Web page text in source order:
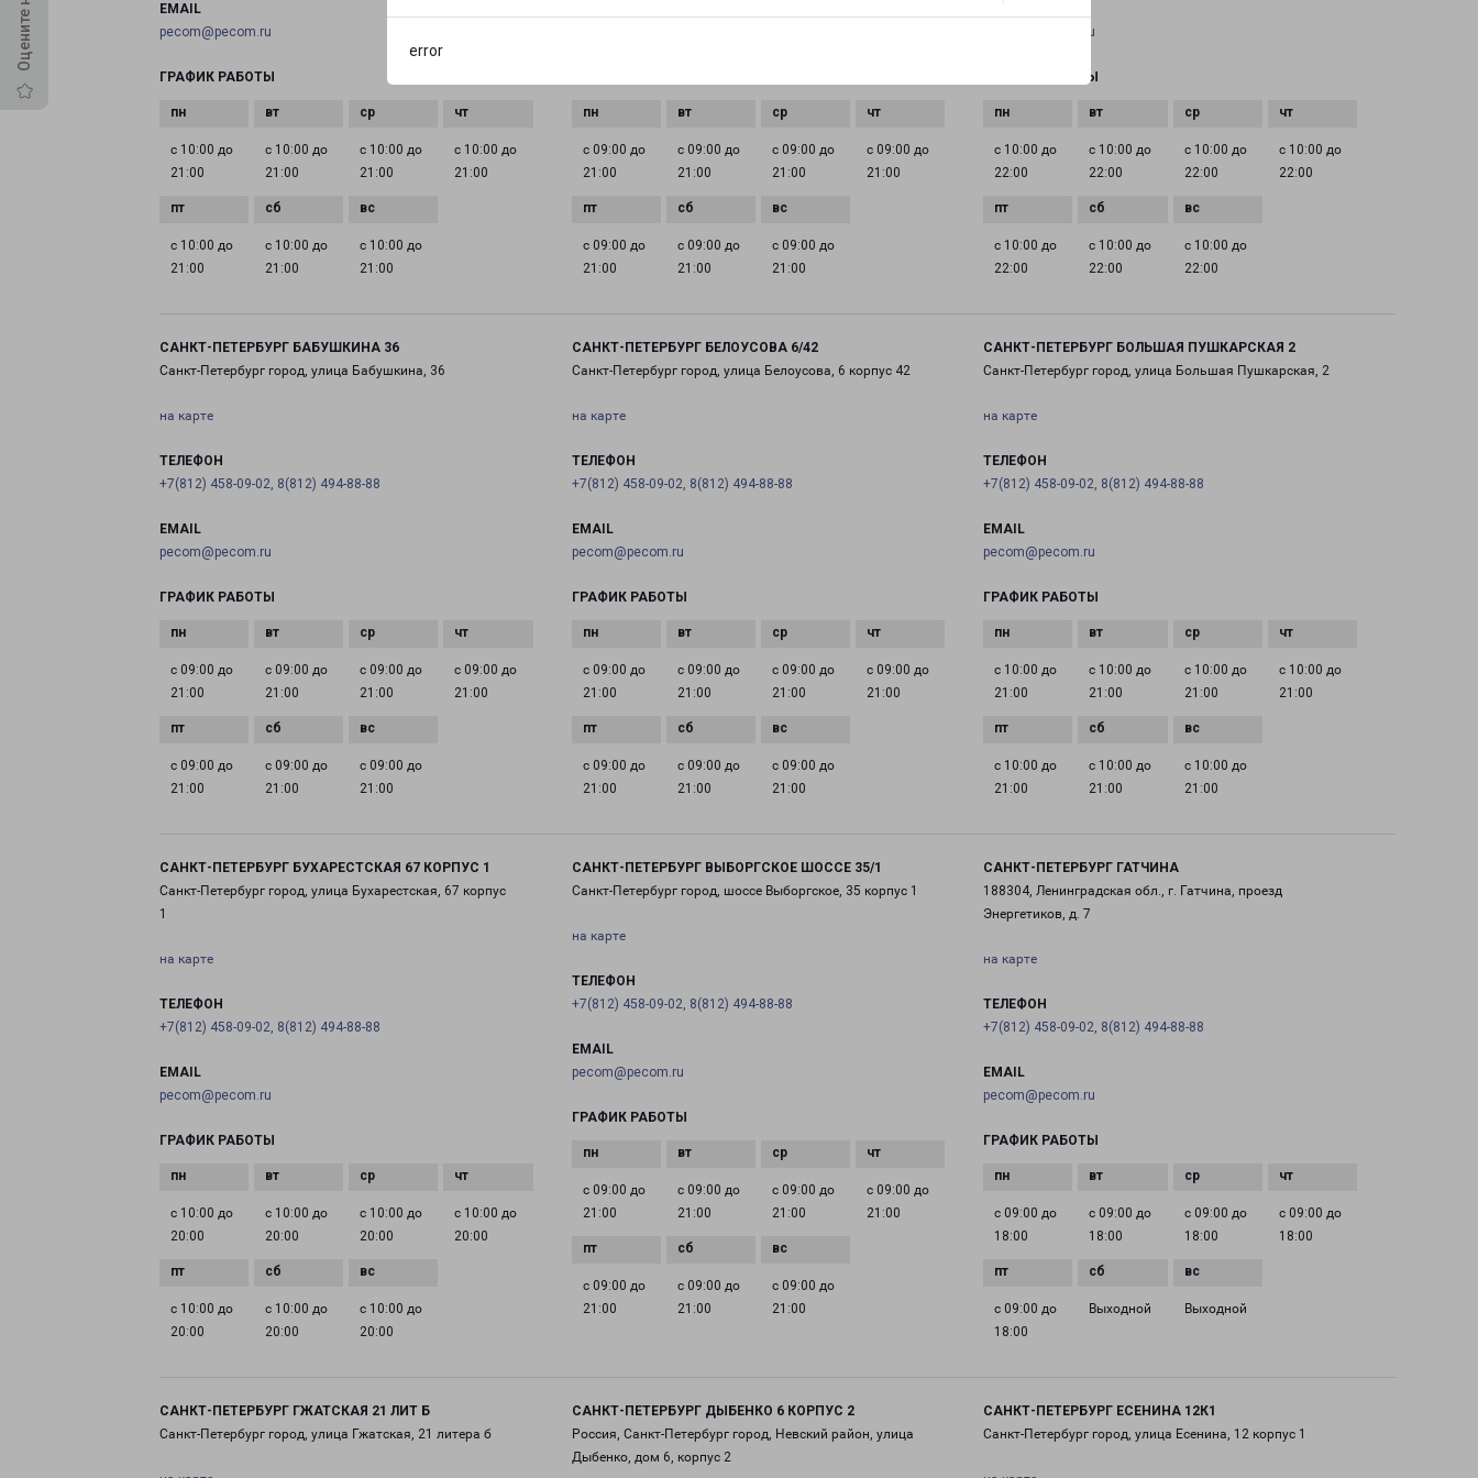
error
EMAIL
pecom@pecom.ru
ГРАФИК РАБОТЫ
с 10:00 до
21:00
с 10:00 до
21:00
с 10:00 до
21:00
с 10:00 до
21:00
с 10:00 до
21:00
с 10:00 до
21:00
с 10:00 до
21:00
с 09:00 до
21:00
с 09:00 до
21:00
с 09:00 до
21:00
с 09:00 до
21:00
с 09:00 до
21:00
с 09:00 до
21:00
с 09:00 до
21:00
pecom@pecom.ru
ГРАФИК РАБОТЫ
с 10:00 до
22:00
с 10:00 до
22:00
с 10:00 до
22:00
с 10:00 до
22:00
с 10:00 до
22:00
с 10:00 до
22:00
с 10:00 до
22:00
САНКТ-ПЕТЕРБУРГ БАБУШКИНА 36
Санкт-Петербург город, улица Бабушкина, 36
на карте
ТЕЛЕФОН
+7(812) 458-09-02, 8(812) 494-88-88
EMAIL
pecom@pecom.ru
ГРАФИК РАБОТЫ
с 09:00 до
21:00
с 09:00 до
21:00
с 09:00 до
21:00
с 09:00 до
21:00
с 09:00 до
21:00
с 09:00 до
21:00
с 09:00 до
21:00
САНКТ-ПЕТЕРБУРГ БЕЛОУСОВА 6/42
Санкт-Петербург город, улица Белоусова, 6 корпус 42
на карте
ТЕЛЕФОН
+7(812) 458-09-02, 8(812) 494-88-88
EMAIL
pecom@pecom.ru
ГРАФИК РАБОТЫ
с 09:00 до
21:00
с 09:00 до
21:00
с 09:00 до
21:00
с 09:00 до
21:00
с 09:00 до
21:00
с 09:00 до
21:00
с 09:00 до
21:00
САНКТ-ПЕТЕРБУРГ БОЛЬШАЯ ПУШКАРСКАЯ 2
Санкт-Петербург город, улица Большая Пушкарская, 2
на карте
ТЕЛЕФОН
+7(812) 458-09-02, 8(812) 494-88-88
EMAIL
pecom@pecom.ru
ГРАФИК РАБОТЫ
с 10:00 до
21:00
с 10:00 до
21:00
с 10:00 до
21:00
с 10:00 до
21:00
с 10:00 до
21:00
с 10:00 до
21:00
с 10:00 до
21:00
САНКТ-ПЕТЕРБУРГ БУХАРЕСТСКАЯ 67 КОРПУС 1
Санкт-Петербург город, улица Бухарестская, 67 корпус
1
на карте
ТЕЛЕФОН
+7(812) 458-09-02, 8(812) 494-88-88
EMAIL
pecom@pecom.ru
ГРАФИК РАБОТЫ
с 10:00 до
20:00
с 10:00 до
20:00
с 10:00 до
20:00
с 10:00 до
20:00
с 10:00 до
20:00
с 10:00 до
20:00
с 10:00 до
20:00
САНКТ-ПЕТЕРБУРГ ВЫБОРГСКОЕ ШОССЕ 35/1
Санкт-Петербург город, шоссе Выборгское, 35 корпус 1
на карте
ТЕЛЕФОН
+7(812) 458-09-02, 8(812) 494-88-88
EMAIL
pecom@pecom.ru
ГРАФИК РАБОТЫ
с 09:00 до
21:00
с 09:00 до
21:00
с 09:00 до
21:00
с 09:00 до
21:00
с 09:00 до
21:00
с 09:00 до
21:00
с 09:00 до
21:00
САНКТ-ПЕТЕРБУРГ ГАТЧИНА
188304, Ленинградская обл., г. Гатчина, проезд
Энергетиков, д. 7
на карте
ТЕЛЕФОН
+7(812) 458-09-02, 8(812) 494-88-88
EMAIL
pecom@pecom.ru
ГРАФИК РАБОТЫ
с 09:00 до
18:00
с 09:00 до
18:00
с 09:00 до
18:00
с 09:00 до
18:00
с 09:00 до
18:00
Выходной Выходной
САНКТ-ПЕТЕРБУРГ ГЖАТСКАЯ 21 ЛИТ Б
Санкт-Петербург город, улица Гжатская, 21 литера б
САНКТ-ПЕТЕРБУРГ ДЫБЕНКО 6 КОРПУС 2
Россия, Санкт-Петербург город, Невский район, улица
Дыбенко, дом 6, корпус 2
САНКТ-ПЕТЕРБУРГ ЕСЕНИНА 12К1
Санкт-Петербург город, улица Есенина, 12 корпус 1